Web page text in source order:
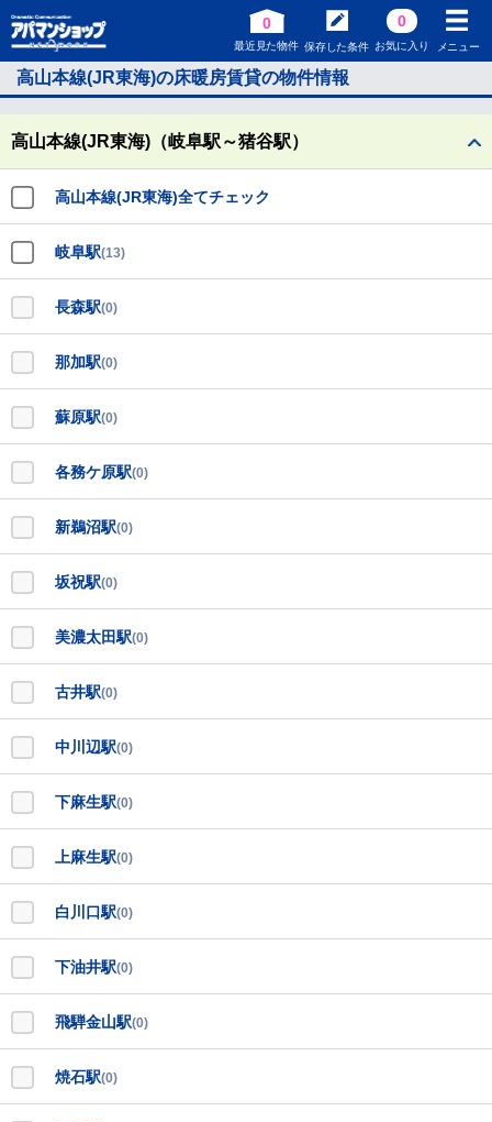
0
最近見た物件 保存した条件
0
お気に入り メニュー
高山本線(JR東海)の床暖房賃貸の物件情報
高山本線(JR東海)（岐阜駅～猪谷駅）
高山本線(JR東海)全てチェック
岐阜駅(13)
長森駅(0)
那加駅(0)
蘇原駅(0)
各務ケ原駅(0)
新鵜沼駅(0)
坂祝駅(0)
美濃太田駅(0)
古井駅(0)
中川辺駅(0)
下麻生駅(0)
上麻生駅(0)
白川口駅(0)
下油井駅(0)
飛騨金山駅(0)
焼石駅(0)